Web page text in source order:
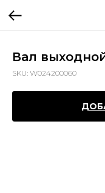
Вал
SKU: W024200060